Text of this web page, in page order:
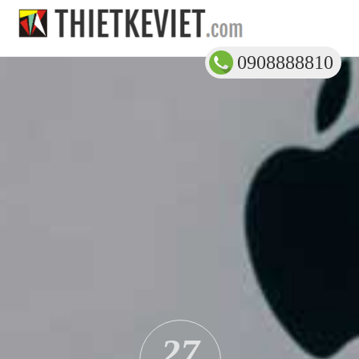
0908888810